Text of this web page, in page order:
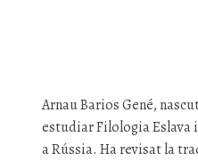
Arnau Barios Gené,
estudiar Filologia Eslava
a Rússia. Ha revisat la